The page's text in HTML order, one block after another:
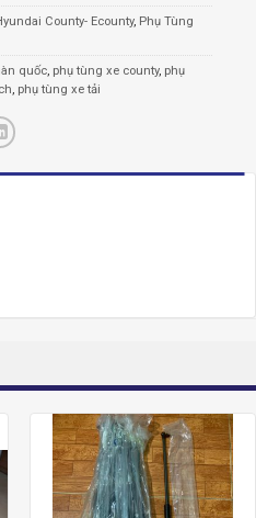
County- Ecounty, Phụ Tùng
quốc, phụ tùng xe county, phụ
, phụ tùng xe tải